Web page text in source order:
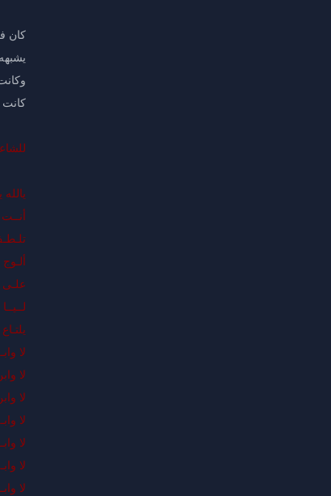
كان
كانت
علـى
لا
لا
لا
لا
لا
لا
لا